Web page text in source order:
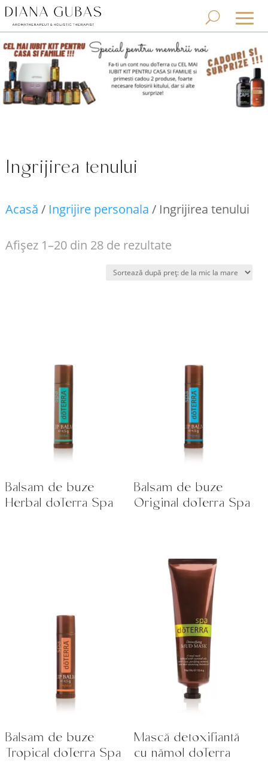
Ingrijirea tenului
Acasă / Ingrijire personala / Ingrijirea tenului
Afișez 1–20 din 28 de rezultateSortat
preț:
Balsam de buze
Herbal doTerra Spa
Balsam de buze
Original doTerra Spa
Balsam de buze
Tropical doTerra Spa
Mască detoxifiantă
cu nămol doTerra